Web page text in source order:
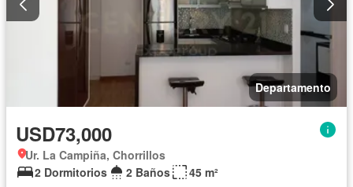
Departamento
USD73,000
Ur. La Campiña, Chorrillos
2 Dormitorios
2 Baños 45 m²